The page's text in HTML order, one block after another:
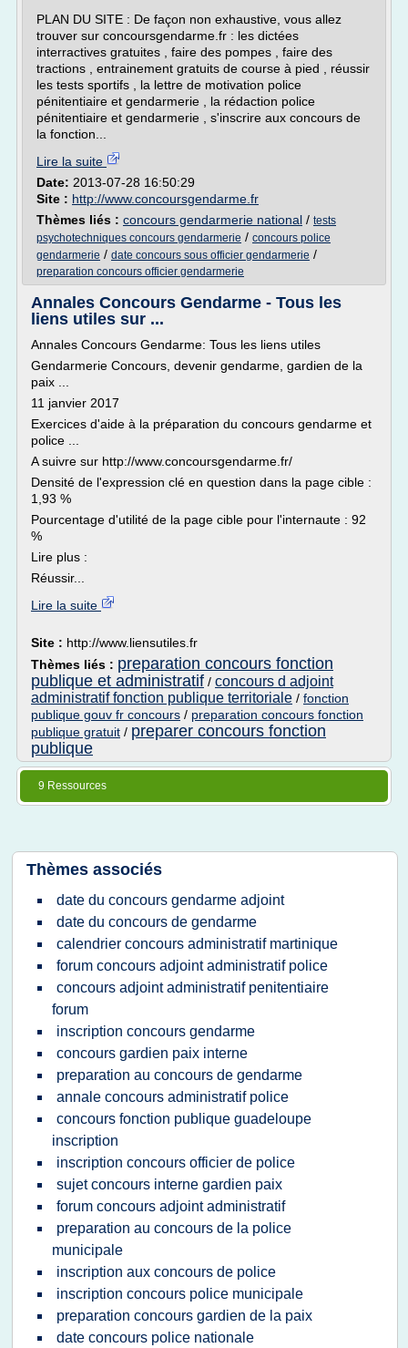
PLAN DU SITE : De façon non exhaustive, vous allez
trouver sur concoursgendarme.fr : les dictées
interractives gratuites , faire des pompes , faire des
tractions , entrainement gratuits de course à pied , réussir
les tests sportifs , la lettre de motivation police
pénitentiaire et gendarmerie , la rédaction police
pénitentiaire et gendarmerie , s'inscrire aux concours de
la fonction...
Lire la suite
Date: 2013-07-28 16:50:29
Site : http://www.concoursgendarme.fr
Thèmes liés : concours gendarmerie national / tests
psychotechniques concours gendarmerie / concours police
gendarmerie / date concours sous officier gendarmerie /
preparation concours officier gendarmerie
Annales Concours Gendarme - Tous les
liens utiles sur ...
Annales Concours Gendarme: Tous les liens utiles
Gendarmerie Concours, devenir gendarme, gardien de la
paix ...
11 janvier 2017
Exercices d'aide à la préparation du concours gendarme et
police ...
A suivre sur http://www.concoursgendarme.fr/
Densité de l'expression clé en question dans la page cible :
1,93 %
Pourcentage d'utilité de la page cible pour l'internaute : 92
%
Lire plus :
Réussir...
Lire la suite
Site : http://www.liensutiles.fr
Thèmes liés : preparation concours fonction
publique et administratif / concours d adjoint
administratif fonction publique territoriale / fonction
publique gouv fr concours / preparation concours fonction
publique gratuit / preparer concours fonction
publique
9 Ressources
Thèmes associés
date du concours gendarme adjoint
date du concours de gendarme
calendrier concours administratif martinique
forum concours adjoint administratif police
concours adjoint administratif penitentiaire
forum
inscription concours gendarme
concours gardien paix interne
preparation au concours de gendarme
annale concours administratif police
concours fonction publique guadeloupe
inscription
inscription concours officier de police
sujet concours interne gardien paix
forum concours adjoint administratif
preparation au concours de la police
municipale
inscription aux concours de police
inscription concours police municipale
preparation concours gardien de la paix
date concours police nationale